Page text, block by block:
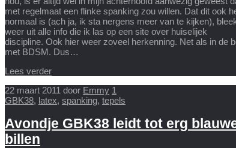
met regelmaat een flinke spanking zou willen. Dat dit ook
normaal is (ach ja, ik sta nergens meer van te kijken),
weer uit alle info die ik las op een site over huiselijek
discipline. Ook hier weer zoveel herkenning. Net als in de
met BDSM. Dus…
Lees verder
22 maart 2011 door Emmy 1
GBK38, latex, spanking, tepels
Avondje GBK38 leidt tot erg
billen